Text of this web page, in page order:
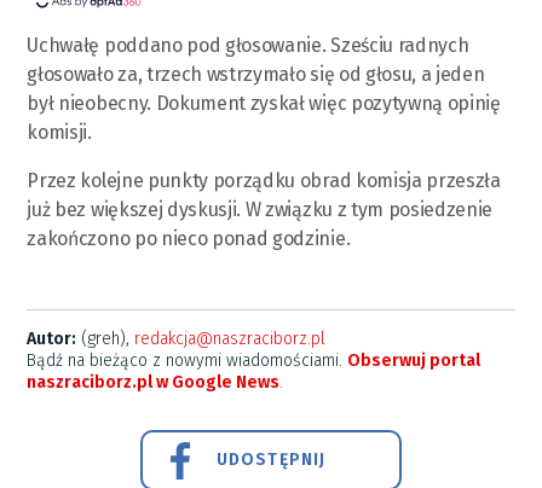
Uchwałę poddano pod głosowanie. Sześciu radnych
głosowało za, trzech wstrzymało się od głosu, a jeden
był nieobecny. Dokument zyskał więc pozytywną opinię
komisji.
Przez kolejne punkty porządku obrad komisja przeszła
już bez większej dyskusji. W związku z tym posiedzenie
zakończono po nieco ponad godzinie.
Autor: (greh), redakcja@naszraciborz.pl
Bądź na bieżąco z nowymi wiadomościami. Obserwuj portal
naszraciborz.pl w Google News.
UDOSTĘPNIJ